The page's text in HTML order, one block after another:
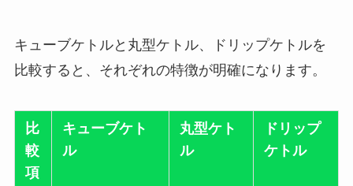
キューブケトルと丸型ケトル、ドリップケトルを
比較すると、それぞれの特徴が明確になります。
比
較
項
キューブケト
ル
丸型ケト
ル
ドリップ
ケトル